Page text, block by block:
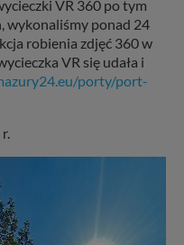
VR 360 po tym
wykonaliśmy ponad 24
robienia zdjęć 360 w
VR się udała i
porty/port-